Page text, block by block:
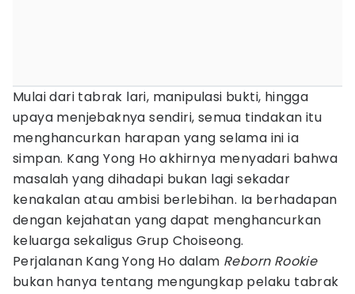
Mulai dari tabrak lari, manipulasi bukti, hingga
upaya menjebaknya sendiri, semua tindakan itu
menghancurkan harapan yang selama ini ia
simpan. Kang Yong Ho akhirnya menyadari bahwa
masalah yang dihadapi bukan lagi sekadar
kenakalan atau ambisi berlebihan. Ia berhadapan
dengan kejahatan yang dapat menghancurkan
keluarga sekaligus Grup Choiseong.
Perjalanan Kang Yong Ho dalam Reborn Rookie
bukan hanya tentang mengungkap pelaku tabrak